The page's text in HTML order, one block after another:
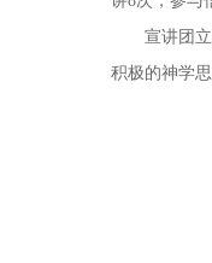
宣讲团
积极的神学